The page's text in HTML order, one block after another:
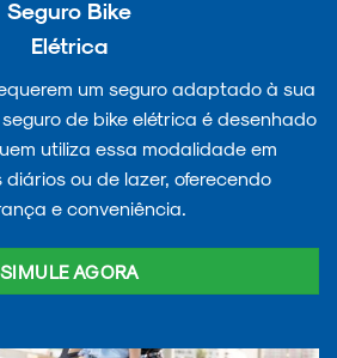
Seguro Bike
Elétrica
um seguro adaptado à sua
de bike elétrica é desenhado
utiliza essa modalidade em
ou de lazer, oferecendo
e conveniência.
SIMULE AGORA